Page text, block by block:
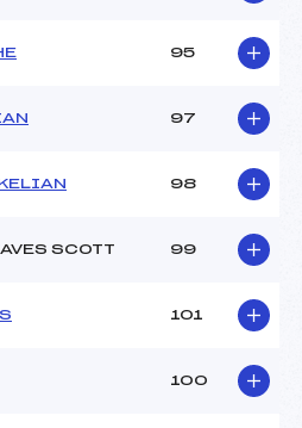
95
97
98
SCOTT 99
101
100